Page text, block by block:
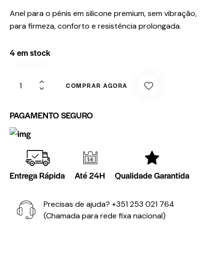
Anel para o pénis em silicone premium, sem vibração,
para firmeza, conforto e resistência prolongada.
4 em stock
COMPRAR AGORA
PAGAMENTO SEGURO
Entrega Rápida Até 24H Qualidade Garantida
Precisas de ajuda? +351 253 021 764
(Chamada para rede fixa nacional)